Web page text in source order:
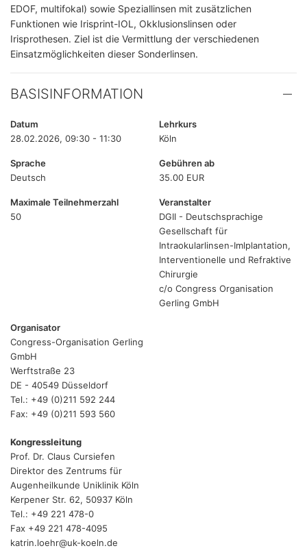
EDOF, multifokal) sowie Speziallinsen mit zusätzlichen
Funktionen wie Irisprint-IOL, Okklusionslinsen oder
Irisprothesen. Ziel ist die Vermittlung der verschiedenen
Einsatzmöglichkeiten dieser Sonderlinsen.
BASISINFORMATION
Datum
28.02.2026, 09:30 - 11:30
Lehrkurs
Köln
Sprache
Deutsch
Gebühren ab
35.00 EUR
Maximale Teilnehmerzahl
50
Veranstalter
DGII - Deutschsprachige
Gesellschaft für
Intraokularlinsen-Imlplantation,
Interventionelle und Refraktive
Chirurgie
c/o Congress Organisation
Gerling GmbH
Organisator
Congress-Organisation Gerling
GmbH
Werftstraße 23
DE - 40549 Düsseldorf
Tel.: +49 (0)211 592 244
Fax: +49 (0)211 593 560
Kongressleitung
Prof. Dr. Claus Cursiefen
Direktor des Zentrums für
Augenheilkunde Uniklinik Köln
Kerpener Str. 62, 50937 Köln
Tel.: +49 221 478-0
Fax +49 221 478-4095
katrin.loehr@uk-koeln.de